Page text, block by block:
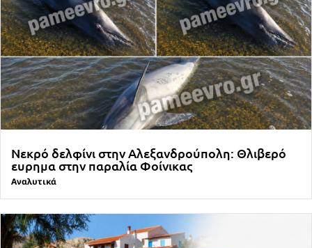
Νεκρό δελφίνι στην Αλεξανδρούπολη: Θλιβερό
ευρημα στην παραλία Φοίνικας
Αναλυτικά